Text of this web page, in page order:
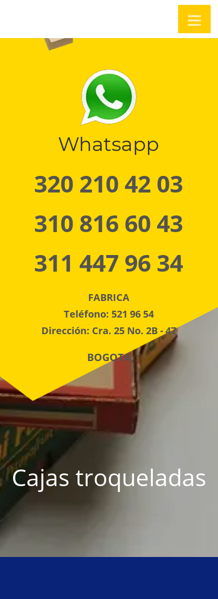
Whatsapp
320 210 42 03
310 816 60 43
311 447 96 34
FABRICA
Teléfono: 521 96 54
Dirección: Cra. 25 No. 2B - 47
BOGOTA
Cajas troqueladas